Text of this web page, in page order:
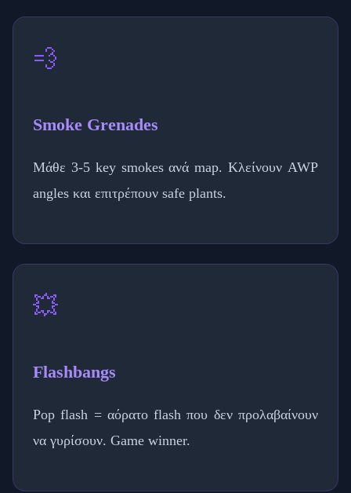
💨
Smoke Grenades
Μάθε 3-5 key smokes ανά map. Κλείνουν AWP
angles και επιτρέπουν safe plants.
💥
Flashbangs
Pop flash = αόρατο flash που δεν προλαβαίνουν
να γυρίσουν. Game winner.